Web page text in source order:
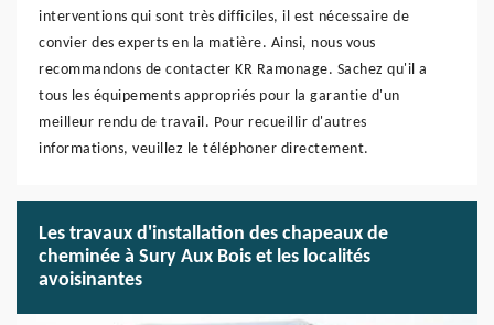
interventions qui sont très difficiles, il est nécessaire de
convier des experts en la matière. Ainsi, nous vous
recommandons de contacter KR Ramonage. Sachez qu'il a
tous les équipements appropriés pour la garantie d'un
meilleur rendu de travail. Pour recueillir d'autres
informations, veuillez le téléphoner directement.
Les travaux d'installation des chapeaux de
cheminée à Sury Aux Bois et les localités
avoisinantes